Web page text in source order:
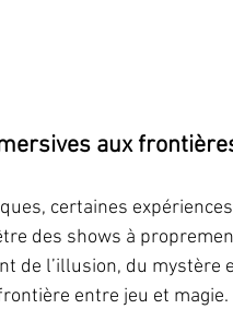
aux
certaines
des shows à
de l’illusion, du mystère
entre jeu et magie.